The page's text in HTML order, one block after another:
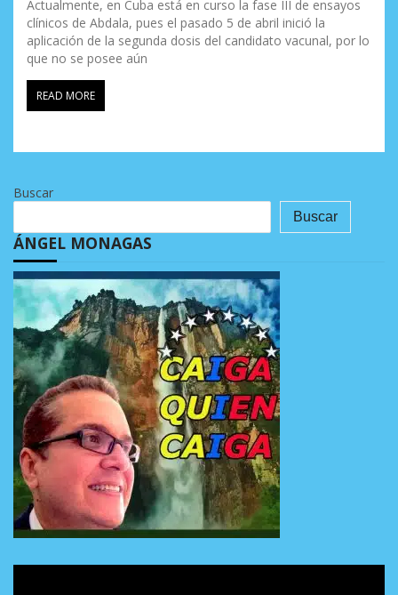
Actualmente, en Cuba está en curso la fase III de ensayos
clínicos de Abdala, pues el pasado 5 de abril inició la
aplicación de la segunda dosis del candidato vacunal, por lo
que no se posee aún
READ MORE
Buscar
Buscar
ÁNGEL MONAGAS